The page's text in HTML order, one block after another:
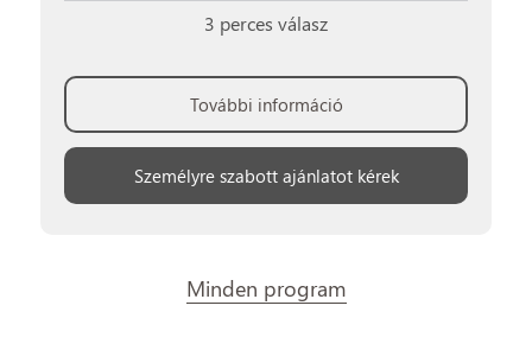
3 perces válasz
További információ
Személyre szabott ajánlatot kérek
Minden program